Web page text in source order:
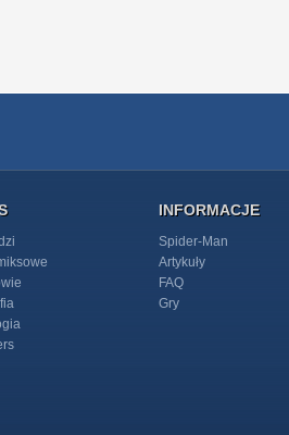
INFORMACJE
Spider-Man
Artykuły
FAQ
Gry